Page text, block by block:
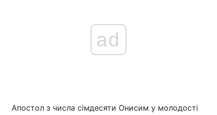
ad
Апостол з числа сімдесяти Онисим у молодості